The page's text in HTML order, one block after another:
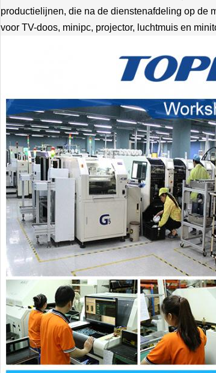
productielijnen, die na de dienstenafdeling op de
voor TV-doos, minipc, projector, luchtmuis en